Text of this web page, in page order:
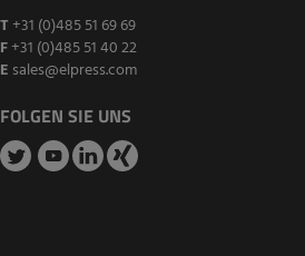
T +31 (0)485 51 69 69
F+31 (0)485 51 40 22
E sales@elpress.com
FOLGEN SIE UNS